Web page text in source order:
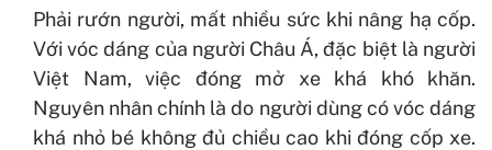
Phải rướn người, mất nhiều sức khi nâng hạ cốp.
Với vóc dáng của người Châu Á, đặc biệt là người
Việt Nam, việc đóng mở xe khá khó khăn.
Nguyên nhân chính là do người dùng có vóc dáng
khá nhỏ bé không đủ chiều cao khi đóng cốp xe.